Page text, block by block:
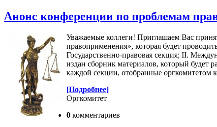
Анонс конференции по проблемам
Уважаемые коллеги! Приглашаем Вас
правоприменения», которая будет
Государственно-правовая секция; II.
издан сборник материалов, который будет
каждой секции, отобранные оргкомитетом
[Подробнее]
Оргкомитет
0 комментариев